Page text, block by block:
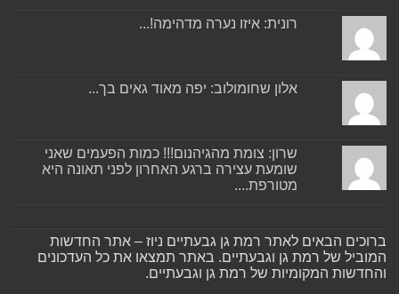
רונית: איזו נערה מדהימה!...
אלון שחומולוב: יפה מאוד גאים בך...
שרון: צומת מהגיהנום!!! כמות הפעמים שאני
שומעת עצירה ברגע האחרון לפני תאונה היא
מטורפת....
ברוכים הבאים לאתר רמת גן גבעתיים ניוז – אתר החדשות
המוביל של רמת גן וגבעתיים. באתר תמצאו את כל העדכונים
והחדשות המקומיות של רמת גן וגבעתיים.